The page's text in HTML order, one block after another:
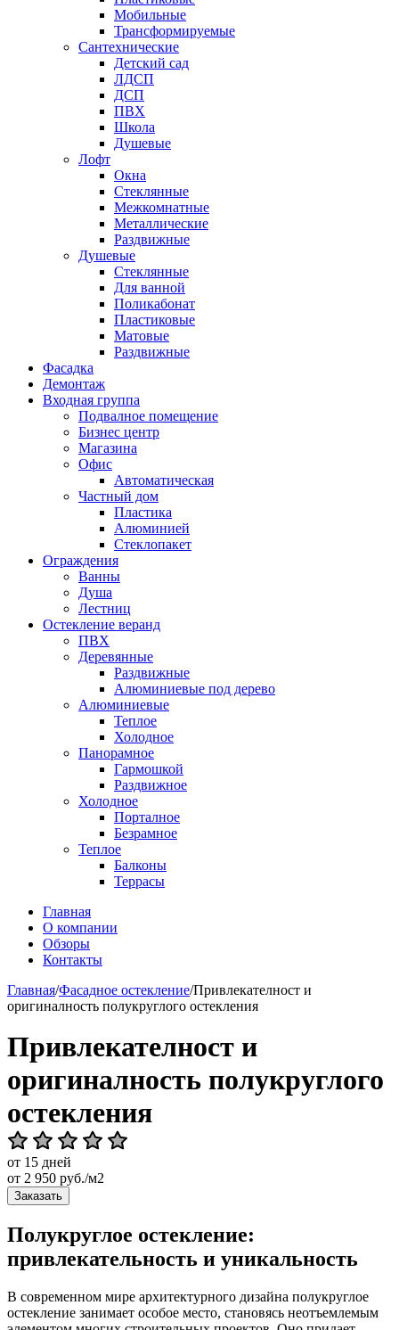
Мобильные
Трансформируемые
Сантехнические
Детский сад
ЛДСП
ДСП
ПВХ
Школа
Душевые
Лофт
Окна
Стеклянные
Межкомнатные
Металлические
Раздвижные
Душевые
Стеклянные
Для ванной
Поликабонат
Пластиковые
Матовые
Раздвижные
Фасадка
Демонтаж
Входная группа
Подвалное помещение
Бизнес центр
Магазина
Офис
Автоматическая
Частный дом
Пластика
Алюминией
Стеклопакет
Ограждения
Ванны
Душа
Лестниц
Остекление веранд
ПВХ
Деревянные
Раздвижные
Алюминиевые под дерево
Алюминиевые
Теплое
Холодное
Панорамное
Гармошкой
Раздвижное
Холодное
Порталное
Безрамное
Теплое
Балконы
Террасы
Главная
О компании
Обзоры
Контакты
Главная/Фасадное остекление/Привлекателност и
оригиналность полукруглого остекления
Привлекателност и
оригиналность полукруглого
остекления
от 15 дней
от 2 950 руб./м2
Заказать
Полукруглое остекление:
привлекательность и уникальность
В современном мире архитектурного дизайна полукруглое
остекление занимает особое место, становясь неотъемлемым